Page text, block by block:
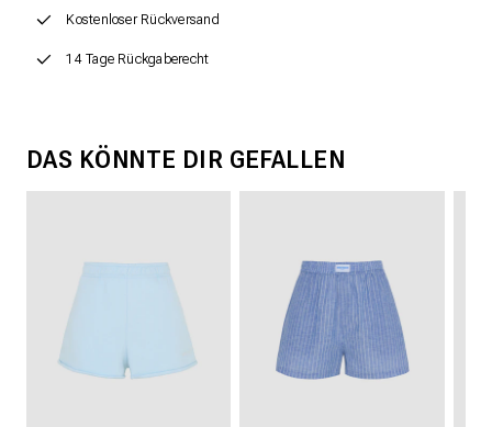
Kostenloser Rückversand
14 Tage Rückgaberecht
DAS KÖNNTE DIR GEFALLEN